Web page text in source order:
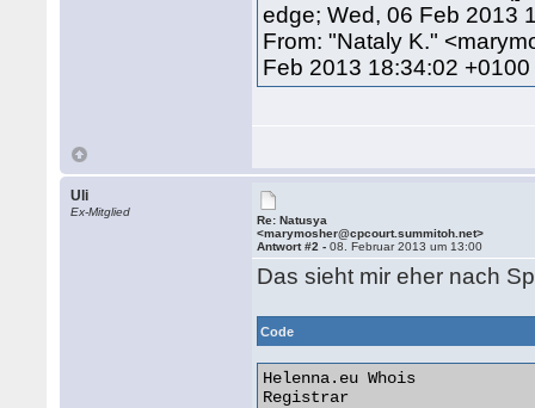
edge; Wed, 06 Feb 2013
From: "Nataly K."
Feb 2013 18:34:02 +0100
Uli
Ex-Mitglied
Re: Natusya
<marymosher@cpcourt.summitoh.net>
Antwort #2 -08. Februar 2013 um 13:00
Das sieht mir eher nach
Code
Helenna.eu Whois
Registrar